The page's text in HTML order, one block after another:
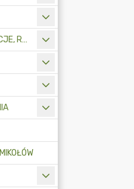
RAPORTY, WYKAZY, EWIDENCJE, REJESTRY